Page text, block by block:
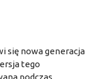
się nowa generacja
tego
podczas